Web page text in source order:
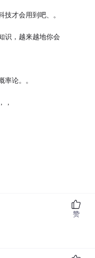
技才会用到吧、。
识，越来越地你会
率论。。
，
赞